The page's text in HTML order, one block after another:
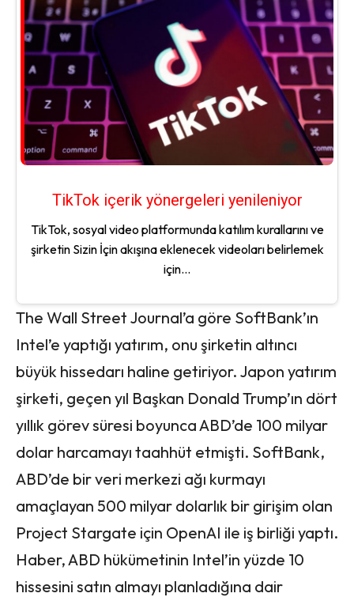
TikTok içerik yönergeleri yenileniyor
TikTok, sosyal video platformunda katılım kurallarını ve
şirketin Sizin İçin akışına eklenecek videoları belirlemek
için...
The Wall Street Journal’a göre SoftBank’ın
Intel’e yaptığı yatırım, onu şirketin altıncı
büyük hissedarı haline getiriyor. Japon yatırım
şirketi, geçen yıl Başkan Donald Trump’ın dört
yıllık görev süresi boyunca ABD’de 100 milyar
dolar harcamayı taahhüt etmişti. SoftBank,
ABD’de bir veri merkezi ağı kurmayı
amaçlayan 500 milyar dolarlık bir girişim olan
Project Stargate için OpenAI ile iş birliği yaptı.
Haber, ABD hükümetinin Intel’in yüzde 10
hissesini satın almayı planladığına dair